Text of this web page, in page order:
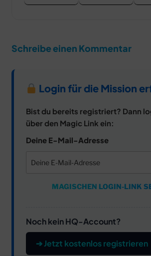
Schreibe einen Kommentar
Login für die Mission
Bist du bereits registriert? Dann
über den Magic Link ein:
Deine E-Mail-Adresse
MAGISCHEN LOGIN-LINK
Noch kein HQ-Account?
➔ Jetzt kostenlos registrieren